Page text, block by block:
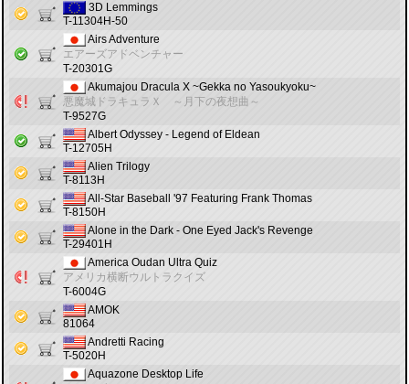
3D Lemmings
T-11304H-50
Airs Adventure
エアーズアドベンチャー
T-20301G
Akumajou Dracula X ~Gekka no Yasoukyoku~
悪魔城ドラキュラＸ ～月下の夜想曲～
T-9527G
Albert Odyssey - Legend of Eldean
T-12705H
Alien Trilogy
T-8113H
All-Star Baseball '97 Featuring Frank Thomas
T-8150H
Alone in the Dark - One Eyed Jack's Revenge
T-29401H
America Oudan Ultra Quiz
アメリカ横断ウルトラクイズ
T-6004G
AMOK
81064
Andretti Racing
T-5020H
Aquazone Desktop Life